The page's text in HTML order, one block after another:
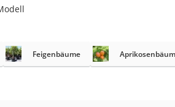
Feigenbäume